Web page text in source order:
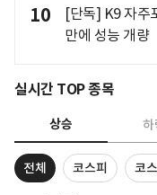
10
[단독] K9 자주
만에 성능 개량
실시간 TOP 종목
상승 하
전체 코스피 코